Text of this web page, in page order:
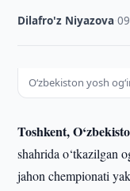
Dilafro'z Niyazova ·
O‘zbekiston yosh
Toshkent,
shahrida o‘tkazilgan
jahon chempionati